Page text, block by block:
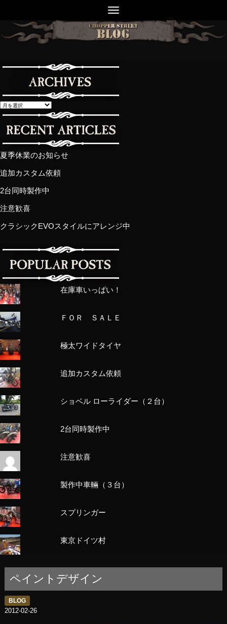
夏季休業のお知らせ
追加カスタム依頼
2台同時製作中
注意歓喜
クラシックEVOスタイルにアレンジ中
在庫車いっぱい！
ＦＯＲ ＳＡＬＥ
極太ワイドタイヤ
追加カスタム依頼
ショベル ローライダー（２台）
2台同時製作中
注意歓喜
製作中車輛（３台）
スプリンガー
東京ドイツ村
ペイントデザイン
BLOG
2012-02-26